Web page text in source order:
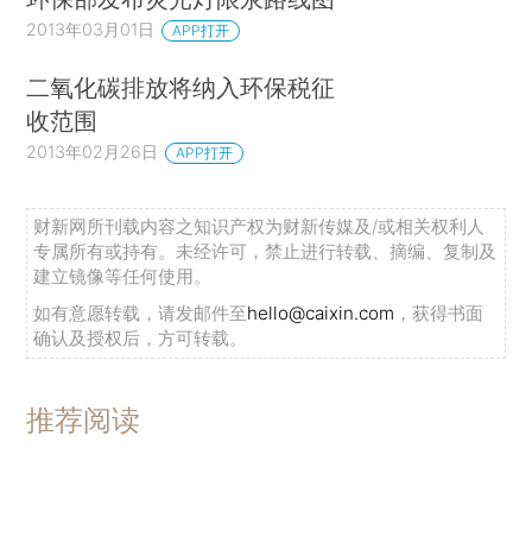
2013年03月01日 APP打开
二氧化碳排放将纳入环保税征
收范围
2013年02月26日 APP打开
财新网所刊载内容之知识产权为财新传媒及/或相关权利人
专属所有或持有。未经许可，禁止进行转载、摘编、复制及
建立镜像等任何使用。
如有意愿转载，请发邮件至hello@caixin.com ，获得书面
确认及授权后，方可转载。
推荐阅读